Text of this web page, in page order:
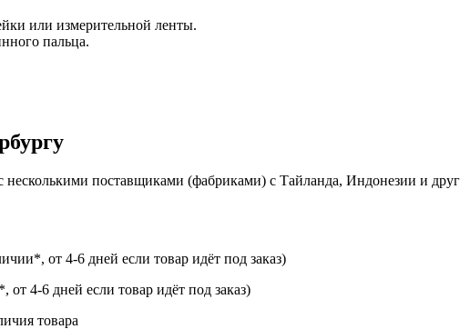
или измерительной ленты.
пальца.
поставщиками (фабриками) с Тайланда, Индонезии и
от 4-6 дней если товар идёт под заказ)
от 4-6 дней если товар идёт под заказ)
товара